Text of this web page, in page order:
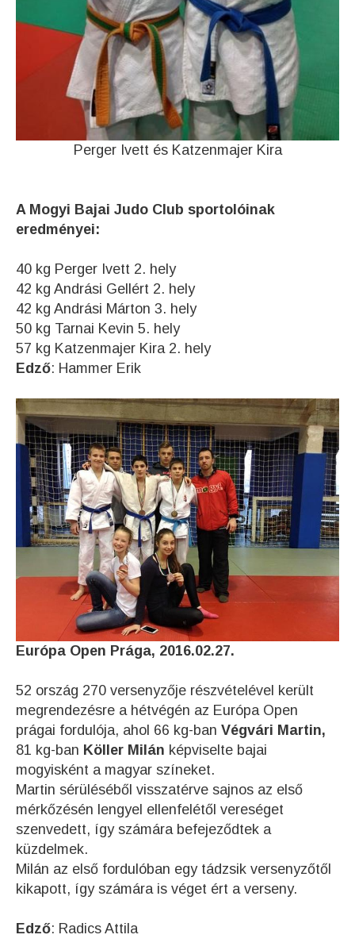
Perger Ivett és Katzenmajer Kira
A Mogyi Bajai Judo Club sportolóinak
eredményei:
40 kg Perger Ivett 2. hely
42 kg Andrási Gellért 2. hely
42 kg Andrási Márton 3. hely
50 kg Tarnai Kevin 5. hely
57 kg Katzenmajer Kira 2. hely
Edző: Hammer Erik
Európa Open Prága, 2016.02.27.
52 ország 270 versenyzője részvételével került
megrendezésre a hétvégén az Európa Open
prágai fordulója, ahol 66 kg-ban Végvári Martin,
81 kg-ban Köller Milán képviselte bajai
mogyisként a magyar színeket.
Martin sérüléséből visszatérve sajnos az első
mérkőzésén lengyel ellenfelétől vereséget
szenvedett, így számára befejeződtek a
küzdelmek.
Milán az első fordulóban egy tádzsik versenyzőtől
kikapott, így számára is véget ért a verseny.
Edző: Radics Attila